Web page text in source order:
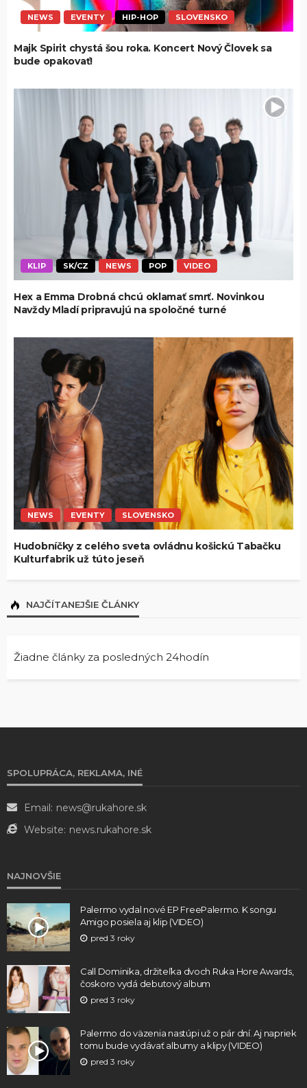
NEWS EVENTY HIP-HOP SLOVENSKO
Majk Spirit chystá šou roka. Koncert Nový Človek sa
bude opakovať!
KLIP SK/CZ NEWS POP VIDEO
Hex a Emma Drobná chcú oklamať smrť. Novinkou
Navždy Mladí pripravujú na spoločné turné
NEWS EVENTY SLOVENSKO
Hudobníčky z celého sveta ovládnu košickú Tabačku
Kulturfabrik už túto jeseň
NAJČÍTANEJŠIE ČLÁNKY
Žiadne články za posledných 24hodín
SPOLUPRÁCA, REKLAMA, INÉ
Email: news@rukahore.sk
Website: news.rukahore.sk
NAJNOVŠIE
Palermo vydal nové EP FreePalermo. K songu
Amigo posiela aj klip (VIDEO)
pred 3 roky
Call Dominika, držiteľka dvoch Ruka Hore Awards,
čoskoro vydá debutový album
pred 3 roky
Palermo do väzenia nastúpi už o pár dní. Aj napriek
tomu bude vydávať albumy a klipy (VIDEO)
pred 3 roky